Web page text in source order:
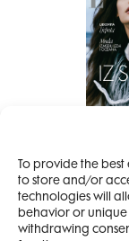
To provide the
to store and/or
technologies will
behavior or unique
withdrawing